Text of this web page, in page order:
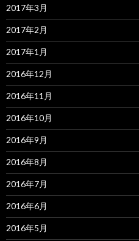
2017年3月
2017年2月
2017年1月
2016年12月
2016年11月
2016年10月
2016年9月
2016年8月
2016年7月
2016年6月
2016年5月